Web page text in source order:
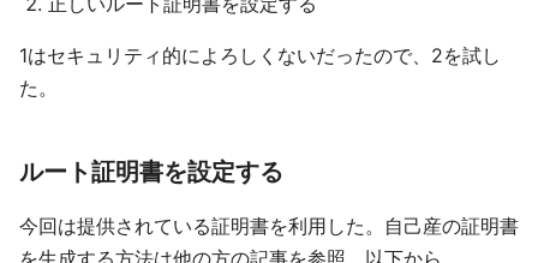
1はセキュリティ的によろしくないだったので、2を試し
た。
ルート証明書を設定する
今回は提供されている証明書を利用した。自己産の証明書